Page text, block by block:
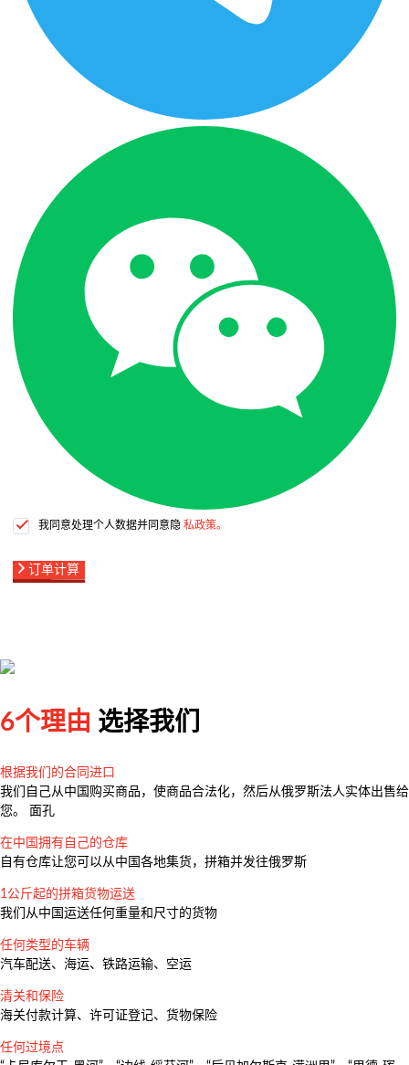
我同意处理个人数据并同意隐 私政策。
订单计算
6个理由 选择我们
根据我们的合同进口
我们自己从中国购买商品，使商品合法化，然后从俄罗斯法人实体出售给
您。 面孔
在中国拥有自己的仓库
自有仓库让您可以从中国各地集货，拼箱并发往俄罗斯
1公斤起的拼箱货物运送
我们从中国运送任何重量和尺寸的货物
任何类型的车辆
汽车配送、海运、铁路运输、空运
清关和保险
海关付款计算、许可证登记、货物保险
任何过境点